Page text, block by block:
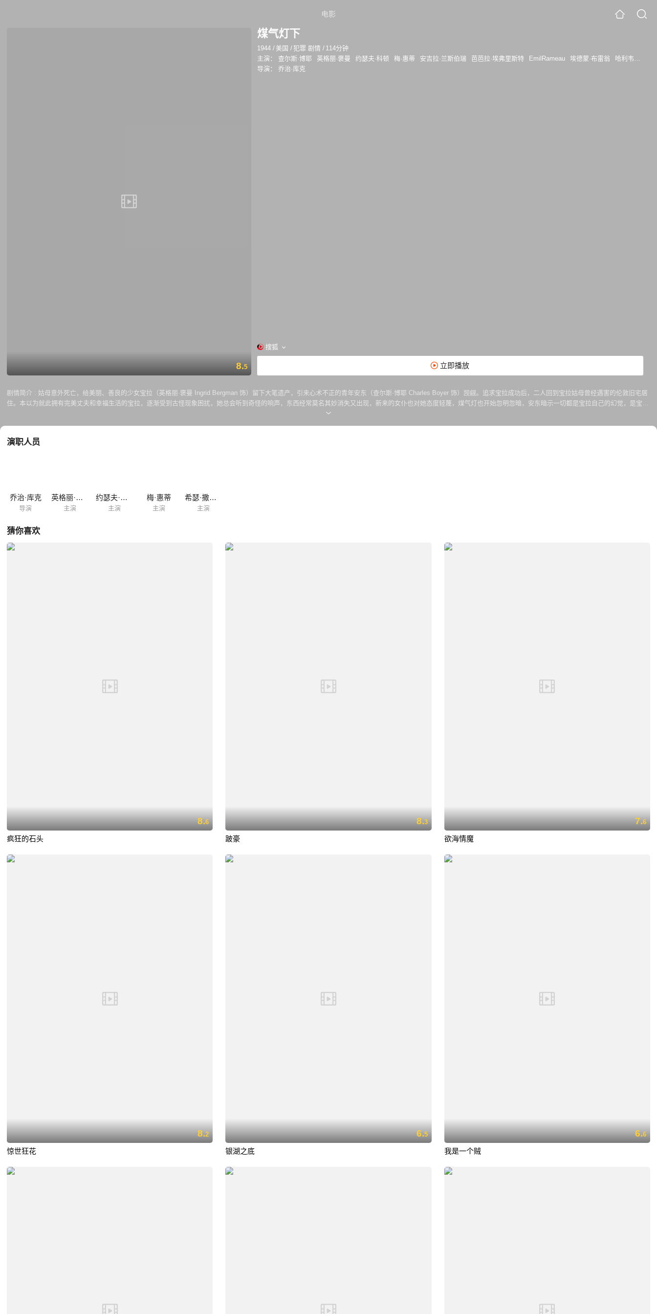
电影
8.5
煤气灯下
1944 / 美国 /犯罪 剧情 / 114分钟
主演：
查尔斯·博耶 英格丽·褒曼 约瑟夫·科顿 梅·惠蒂 安吉拉·兰斯伯瑞 芭芭拉·埃弗里斯特 EmilRameau 埃德蒙·布雷翁
哈利韦尔·霍布斯
导演：
乔治·库克
搜狐
立即播放
剧情简介 : 姑母意外死亡，给美丽、善良的少女宝拉（英格丽·褒曼 Ingrid Bergman 饰）留下大笔遗产，引来心术不正的青年安东（查尔斯·博耶 Charles Boyer 饰）觊觎。追求宝拉成功后，二人回到宝拉姑母曾经遇害的伦敦旧宅居
住。本以为就此拥有完美丈夫和幸福生活的宝拉，逐渐受到古怪现象困扰，她总会听到奇怪的响声，东西经常莫名其妙消失又出现，新来的女仆也对她态度轻蔑，煤气灯也开始忽明忽暗，安东暗示一切都是宝拉自己的幻觉，是宝拉
的精神出现了问题。就在宝拉慢慢心理崩溃，濒临发疯的边缘，一个年轻的侦探伯林（约瑟夫·科顿 Joseph Cotten 饰）出现了，他发现宝拉正在被孤立，背后的主谋正是她的完美丈夫……
演职人员
乔治·库克
导演
英格丽·褒曼
主演
约瑟夫·科顿
主演
梅·惠蒂
主演
希瑟·撒切尔
主演
猜你喜欢
8.6
疯狂的石头
8.3
跛豪
7.6
欲海情魔
8.2
惊世狂花
6.5
银湖之底
6.6
我是一个贼